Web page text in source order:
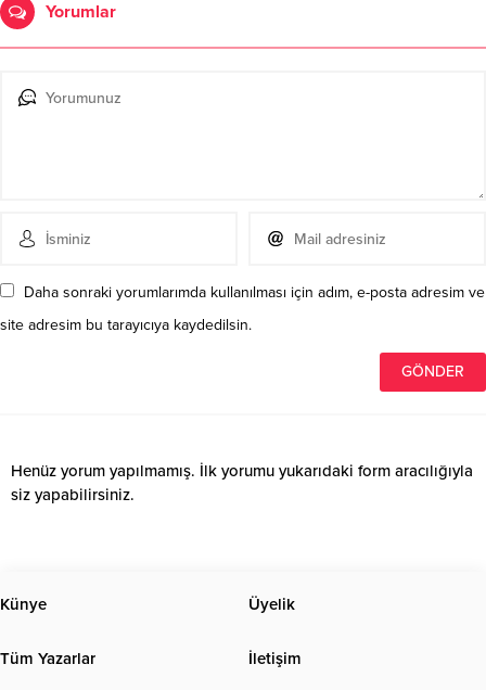
Yorumlar
Daha sonraki yorumlarımda kullanılması için adım, e-posta adresim ve
site adresim bu tarayıcıya kaydedilsin.
Henüz yorum yapılmamış. İlk yorumu yukarıdaki form aracılığıyla
siz yapabilirsiniz.
Künye Üyelik
Tüm Yazarlar İletişim